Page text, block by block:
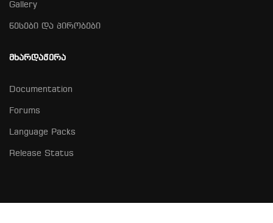
Gallery
წესები და პირობები
ᲛᲮᲐᲠᲓᲐᲭᲔᲠᲐ
Documentation
Forums
Language Packs
Release Status